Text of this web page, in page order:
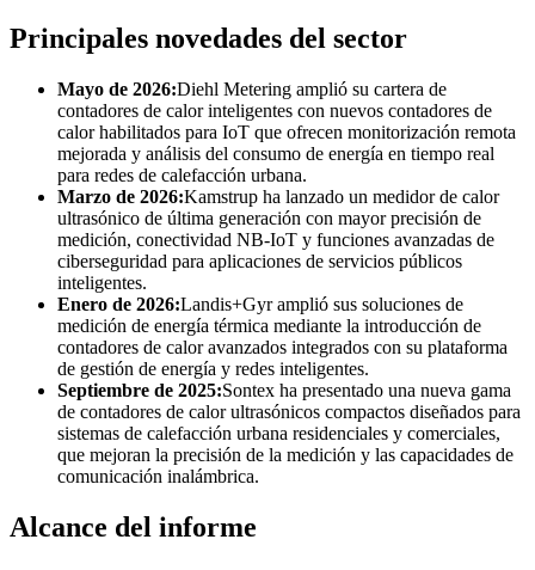
Principales novedades del sector
Mayo de 2026:Diehl Metering amplió su cartera de
contadores de calor inteligentes con nuevos contadores de
calor habilitados para IoT que ofrecen monitorización remota
mejorada y análisis del consumo de energía en tiempo real
para redes de calefacción urbana.
Marzo de 2026:Kamstrup ha lanzado un medidor de calor
ultrasónico de última generación con mayor precisión de
medición, conectividad NB-IoT y funciones avanzadas de
ciberseguridad para aplicaciones de servicios públicos
inteligentes.
Enero de 2026:Landis+Gyr amplió sus soluciones de
medición de energía térmica mediante la introducción de
contadores de calor avanzados integrados con su plataforma
de gestión de energía y redes inteligentes.
Septiembre de 2025:Sontex ha presentado una nueva gama
de contadores de calor ultrasónicos compactos diseñados para
sistemas de calefacción urbana residenciales y comerciales,
que mejoran la precisión de la medición y las capacidades de
comunicación inalámbrica.
Alcance del informe